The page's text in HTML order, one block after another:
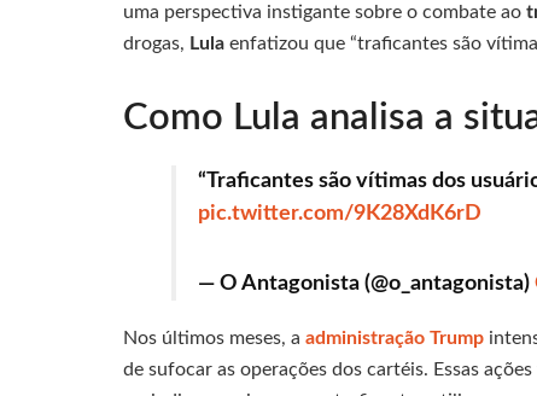
uma perspectiva instigante sobre o combate ao
drogas, Lula enfatizou que “traficantes são
Como Lula analisa a
“Traficantes são vítimas dos
pic.twitter.com/9K28XdK6rD
— O Antagonista (@o_antagonista)
Nos últimos meses, a administração Trump
de sufocar as operações dos cartéis. Essas